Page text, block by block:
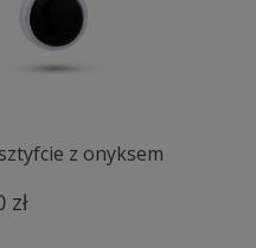
z onyksem
zł